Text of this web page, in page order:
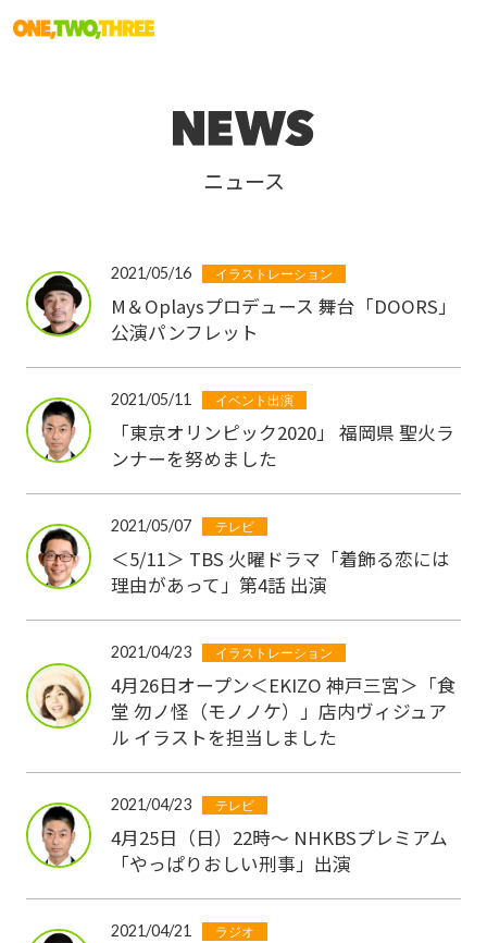
ニュース
2021/05/16 イラストレーション
M＆Oplaysプロデュース 舞台「DOORS」
公演パンフレット
2021/05/11 イベント出演
「東京オリンピック2020」 福岡県 聖火ラ
ンナーを努めました
2021/05/07 テレビ
＜5/11＞ TBS 火曜ドラマ「着飾る恋には
理由があって」第4話 出演
2021/04/23 イラストレーション
4月26日オープン＜EKIZO 神戸三宮＞「食
堂 勿ノ怪（モノノケ）」店内ヴィジュア
ル イラストを担当しました
2021/04/23 テレビ
4月25日（日）22時〜 NHKBSプレミアム
「やっぱりおしい刑事」出演
2021/04/21 ラジオ